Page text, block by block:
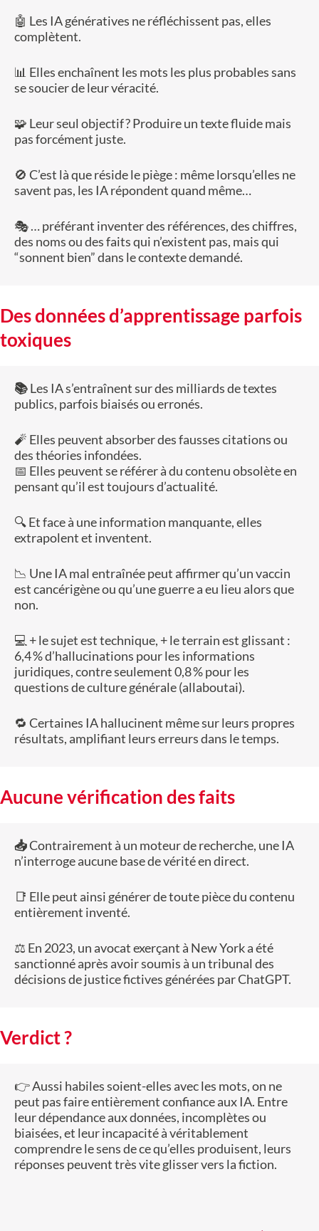
🤖 Les IA génératives ne réfléchissent pas, elles
complètent.
📊 Elles enchaînent les mots les plus probables sans
se soucier de leur véracité.
🧩 Leur seul objectif ? Produire un texte fluide mais
pas forcément juste.
🚫 C’est là que réside le piège : même lorsqu’elles ne
savent pas, les IA répondent quand même…
🎭 … préférant inventer des références, des chiffres,
des noms ou des faits qui n’existent pas, mais qui
“sonnent bien” dans le contexte demandé.
Des données d’apprentissage parfois
toxiques
📚Les IA s’entraînent sur des milliards de textes
publics, parfois biaisés ou erronés.
🧨 Elles peuvent absorber des fausses citations ou
des théories infondées.
📅 Elles peuvent se référer à du contenu obsolète en
pensant qu’il est toujours d’actualité.
🔍 Et face à une information manquante, elles
extrapolent et inventent.
📉 Une IA mal entraînée peut affirmer qu’un vaccin
est cancérigène ou qu’une guerre a eu lieu alors que
non.
💻 + le sujet est technique, + le terrain est glissant :
6,4 % d’hallucinations pour les informations
juridiques, contre seulement 0,8 % pour les
questions de culture générale (allaboutai).
🔁 Certaines IA hallucinent même sur leurs propres
résultats, amplifiant leurs erreurs dans le temps.
Aucune vérification des faits
📥Contrairement à un moteur de recherche, une IA
n’interroge aucune base de vérité en direct.
📑 Elle peut ainsi générer de toute pièce du contenu
entièrement inventé.
⚖️ En 2023, un avocat exerçant à New York a été
sanctionné après avoir soumis à un tribunal des
décisions de justice fictives générées par ChatGPT.
Verdict ?
👉 Aussi habiles soient-elles avec les mots, on ne
peut pas faire entièrement confiance aux IA. Entre
leur dépendance aux données, incomplètes ou
biaisées, et leur incapacité à véritablement
comprendre le sens de ce qu’elles produisent, leurs
réponses peuvent très vite glisser vers la fiction.